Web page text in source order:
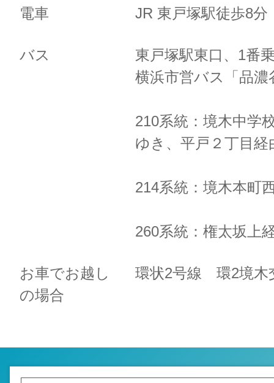
電車 JR 東戸塚駅徒歩8
バス
東戸塚駅東口、1番
横浜市営バス「品
210系統：境木中学
ゆき、 平戸２丁目経
214系統：境木本町
260系統：権太坂上
お車でお越し
の場合
環状2号線 環2境木